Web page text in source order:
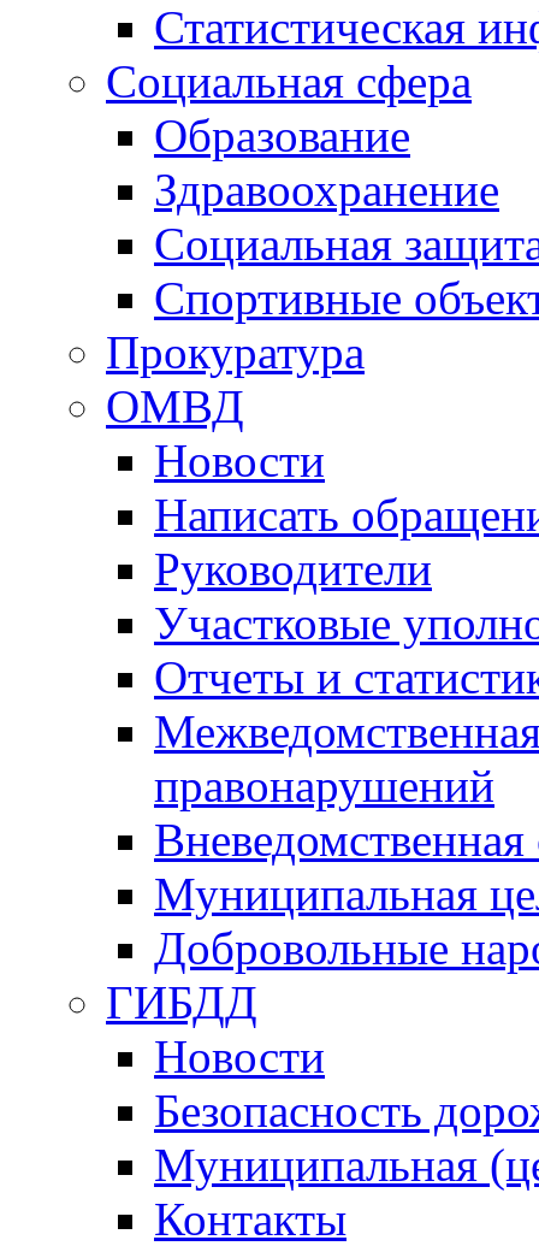
Статистическая
Социальная сфера
Образование
Здравоохранение
Социальная
Спортивные
Прокуратура
ОМВД
Новости
Написать
Руководители
Участковые
Отчеты и
правонарушений
Вневедомственная
Муниципальная
Добровольные
ГИБДД
Новости
Безопасность
Муниципальная
Контакты